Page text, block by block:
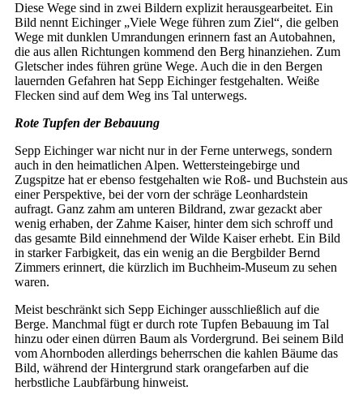
Diese Wege sind in zwei Bildern explizit herausgearbeitet. Ein
Bild nennt Eichinger „Viele Wege führen zum Ziel“, die gelben
Wege mit dunklen Umrandungen erinnern fast an Autobahnen,
die aus allen Richtungen kommend den Berg hinanziehen. Zum
Gletscher indes führen grüne Wege. Auch die in den Bergen
lauernden Gefahren hat Sepp Eichinger festgehalten. Weiße
Flecken sind auf dem Weg ins Tal unterwegs.
Rote Tupfen der Bebauung
Sepp Eichinger war nicht nur in der Ferne unterwegs, sondern
auch in den heimatlichen Alpen. Wettersteingebirge und
Zugspitze hat er ebenso festgehalten wie Roß- und Buchstein aus
einer Perspektive, bei der vorn der schräge Leonhardstein
aufragt. Ganz zahm am unteren Bildrand, zwar gezackt aber
wenig erhaben, der Zahme Kaiser, hinter dem sich schroff und
das gesamte Bild einnehmend der Wilde Kaiser erhebt. Ein Bild
in starker Farbigkeit, das ein wenig an die Bergbilder Bernd
Zimmers erinnert, die kürzlich im Buchheim-Museum zu sehen
waren.
Meist beschränkt sich Sepp Eichinger ausschließlich auf die
Berge. Manchmal fügt er durch rote Tupfen Bebauung im Tal
hinzu oder einen dürren Baum als Vordergrund. Bei seinem Bild
vom Ahornboden allerdings beherrschen die kahlen Bäume das
Bild, während der Hintergrund stark orangefarben auf die
herbstliche Laubfärbung hinweist.